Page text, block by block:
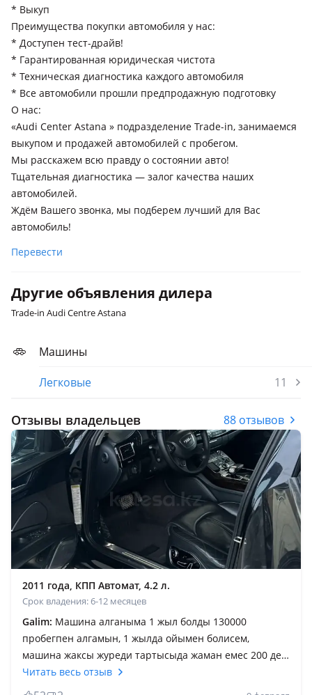
* Выкуп
Преимущества покупки автомобиля у нас:
* Доступен тест-драйв!
* Гарантированная юридическая чистота
* Техническая диагностика каждого автомобиля
* Все автомобили прошли предпродажную подготовку
О нас:
«Audi Center Astana » подразделение Trade-in, занимаемся
выкупом и продажей автомобилей с пробегом.
Мы расскажем всю правду о состоянии авто!
Тщательная диагностика — залог качества наших
автомобилей.
Ждём Вашего звонка, мы подберем лучший для Вас
автомобиль!
Перевести
Другие объявления дилера
Trade-in Audi Centre Astana
Машины
Легковые
11
Отзывы владельцев 88 отзывов
2011 года, КПП Автомат, 4.2 л.
Срок владения: 6-12 месяцев
Galim: Машина алганыма 1 жыл болды 130000
пробегпен алгамын, 1 жылда ойымен болисем,
машина жаксы журеди тартысыда жаман емес 200 де
2000 обороттан аспаиды, киналмаиды, комфорт
жагынан оте жаксы, журуси жумсак, кошеде любой
Читать весь отзыв